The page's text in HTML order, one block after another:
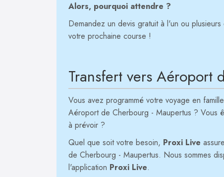
Alors, pourquoi attendre ?
Demandez un devis gratuit à l'un ou
votre prochaine course !
Transfert vers Aéroport
Vous avez programmé votre voyage en
Aéroport de Cherbourg - Maupertus ? Vous
à prévoir ?
Quel que soit votre besoin, Proxi Live
de Cherbourg - Maupertus. Nous sommes
l'application Proxi Live.